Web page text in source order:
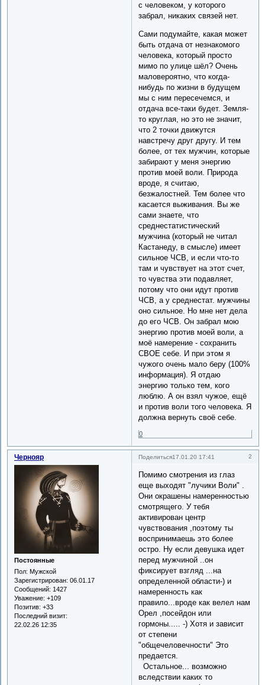
с человеком, у которого
забрал, никаких связей нет.
Сами подумайте, какая может
быть отдача от незнакомого
человека, который просто
мимо по улице шёл? Очень
маловероятно, что когда-
нибудь по жизни в будущем
мы с ним пересечемся, и
отдача все-таки будет. Земля-
то круглая, но это не значит,
что 2 точки движутся
навстречу друг другу. И тем
более, от тех мужчин, которые
забирают у меня энергию
против моей воли. Природа
вроде, я считаю,
безжалостней. Тем более что
касается выживания. Вы же
сами знаете, что
среднестатистический
мужчина (который не читал
Кастанеду, в смысле) имеет
сильное ЧСВ, и если что-то
там и чувствует на этот счет,
то чувства эти подавляет,
потому что они идут против
ЧСВ, а у среднестат. мужчины
оно сильное. Но мне нет дела
до его ЧСВ. Он забрал мою
энергию против моей воли, а
моё намерение - сохранить
СВОЕ себе. И при этом я
чужого очень мало беру (100%
информация). Я отдаю
энергию только тем, кого
люблю. А он взял чужое, ещё
и против воли того человека. Я
должна вернуть своё себе.
0
Поделиться 2
17.01.20 17:41
Чернояр
Постоянные
Пол: Мужской
Зарегистрирован: 06.01.17
Сообщений: 1427
Уважение: +109
Позитив: +33
Последний визит:
22.02.26 12:35
Помимо смотрения из глаз
еще выходят "лучики Воли" .
Они окрашены намеренностью
смотрящего. У тебя
активирован центр
чувствования ,поэтому ты
воспринимаешь это более
остро. Ну если девушка идет
перед мужчиной ..он
фиксирует взгляд ...на
определенной области-) и
намеренность как
правило...вроде как велел нам
Орел ,посейдон или
гормоны..... -) Хотя и зависит
от степени
"общечеловечности" Это
предается.
Остальное... возможно
вследствии каких то